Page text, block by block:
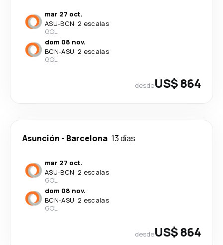
mar 27 oct.
ASU-BCN· 2 escalas
GOL
dom 08 nov.
BCN-ASU· 2 escalas
GOL
desdeUS$ 864
Asunción - Barcelona 13 días
mar 27 oct.
ASU-BCN· 2 escalas
GOL
dom 08 nov.
BCN-ASU· 2 escalas
GOL
desdeUS$ 864